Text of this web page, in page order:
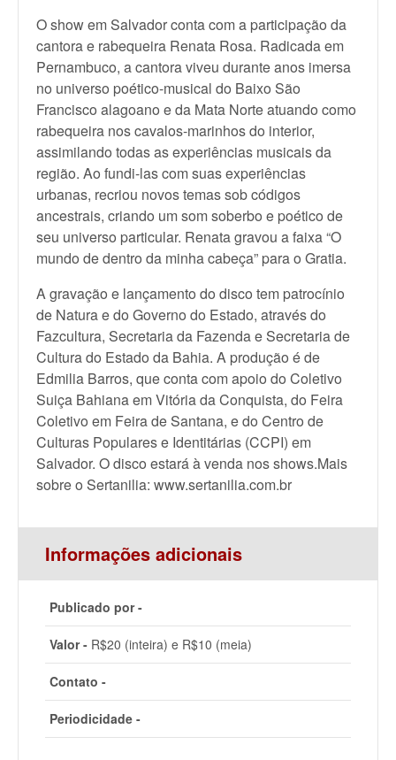
O show em Salvador conta com a participação da
cantora e rabequeira Renata Rosa. Radicada em
Pernambuco, a cantora viveu durante anos imersa
no universo poético-musical do Baixo São
Francisco alagoano e da Mata Norte atuando como
rabequeira nos cavalos-marinhos do interior,
assimilando todas as experiências musicais da
região. Ao fundi-las com suas experiências
urbanas, recriou novos temas sob códigos
ancestrais, criando um som soberbo e poético de
seu universo particular. Renata gravou a faixa “O
mundo de dentro da minha cabeça” para o Gratia.
A gravação e lançamento do disco tem patrocínio
de Natura e do Governo do Estado, através do
Fazcultura, Secretaria da Fazenda e Secretaria de
Cultura do Estado da Bahia. A produção é de
Edmilia Barros, que conta com apoio do Coletivo
Suiça Bahiana em Vitória da Conquista, do Feira
Coletivo em Feira de Santana, e do Centro de
Culturas Populares e Identitárias (CCPI) em
Salvador. O disco estará à venda nos shows.Mais
sobre o Sertanilia: www.sertanilia.com.br
Informações adicionais
Publicado por -
Valor - R$20 (inteira) e R$10 (meia)
Contato -
Periodicidade -